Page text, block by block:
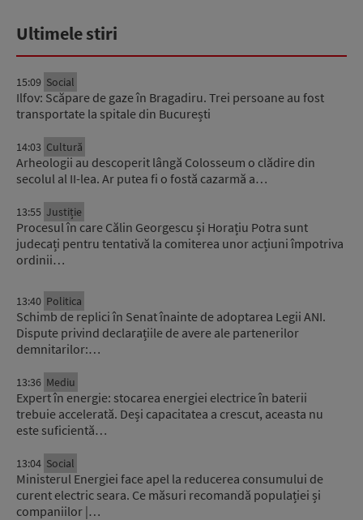
Ultimele stiri
15:09 Social
Ilfov: Scăpare de gaze în Bragadiru. Trei persoane au fost
transportate la spitale din București
14:03 Cultură
Arheologii au descoperit lângă Colosseum o clădire din
secolul al II-lea. Ar putea fi o fostă cazarmă a…
13:55 Justiție
Procesul în care Călin Georgescu și Horațiu Potra sunt
judecați pentru tentativă la comiterea unor acțiuni împotriva
ordinii…
13:40 Politica
Schimb de replici în Senat înainte de adoptarea Legii ANI.
Dispute privind declarațiile de avere ale partenerilor
demnitarilor:…
13:36 Mediu
Expert în energie: stocarea energiei electrice în baterii
trebuie accelerată. Deși capacitatea a crescut, aceasta nu
este suficientă…
13:04 Social
Ministerul Energiei face apel la reducerea consumului de
curent electric seara. Ce măsuri recomandă populației și
companiilor |…